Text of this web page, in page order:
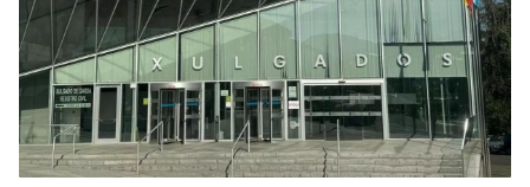
ASESINÓ A SU ABUELO
Un tiroteo escolar en Tailandia deja al menos 6
muertos y 15 heridos